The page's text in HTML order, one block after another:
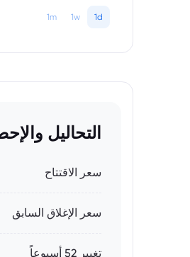
1d
1w
1m
التحاليل
سعر الاقتتاح
سعر الإغلاق السابق
تغيير 52 أسبوعاً